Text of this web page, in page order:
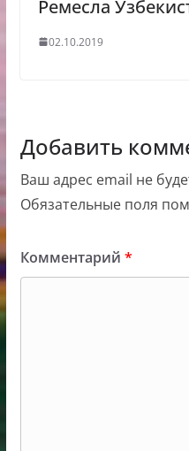
Ремесла
02.10.2019
Добавить
Ваш адрес email не
Обязательные поля
Комментарий *